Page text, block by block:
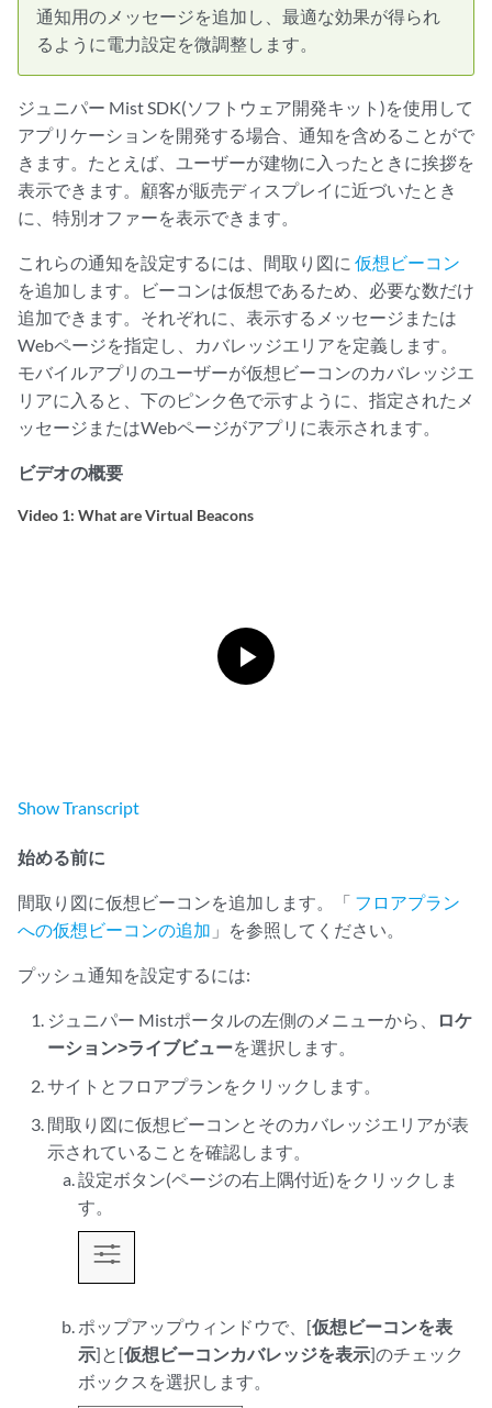
通知用のメッセージを追加し、最適な効果が得られ
るように電力設定を微調整します。
ジュニパー Mist SDK(ソフトウェア開発キット)を使用して
アプリケーションを開発する場合、通知を含めることがで
きます。たとえば、ユーザーが建物に入ったときに挨拶を
表示できます。顧客が販売ディスプレイに近づいたとき
に、特別オファーを表示できます。
これらの通知を設定するには、間取り図に 仮想ビーコン
を追加します。ビーコンは仮想であるため、必要な数だけ
追加できます。それぞれに、表示するメッセージまたは
Webページを指定し、カバレッジエリアを定義します。
モバイルアプリのユーザーが仮想ビーコンのカバレッジエ
リアに入ると、下のピンク色で示すように、指定されたメ
ッセージまたはWebページがアプリに表示されます。
ビデオの概要
Video 1: What are Virtual Beacons
ShowTranscript
始める前に
間取り図に仮想ビーコンを追加します。「 フロアプラン
への仮想ビーコンの追加 」を参照してください。
プッシュ通知を設定するには:
ジュニパー Mistポータルの左側のメニューから、
ロケ
ーション>ライブビューを選択します。
サイトとフロアプランをクリックします。
間取り図に仮想ビーコンとそのカバレッジエリアが表
示されていることを確認します。
設定ボタン(ページの右上隅付近)をクリックしま
す。
ポップアップウィンドウで、[仮想ビーコンを表
示]と[仮想ビーコンカバレッジを表示]のチェック
ボックスを選択します。